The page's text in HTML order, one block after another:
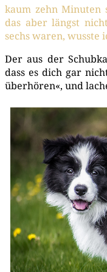
kaum zehn Minu­ten
das aber längst
sechs waren, wuss­te
Der aus der
dass es dich gar
über­hö­ren«, und